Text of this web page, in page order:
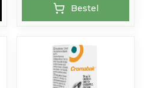
Bestel